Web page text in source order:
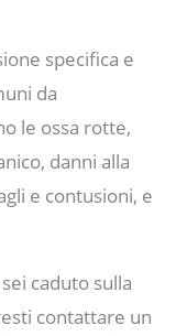
specifica e
da
le ossa rotte,
danni alla
e contusioni, e
caduto sulla
contattare un